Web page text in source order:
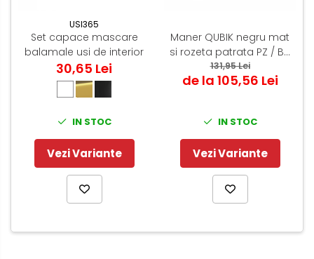
USI365
Set capace mascare
balamale usi de interior
30,65 Lei
IN STOC
Vezi Variante
Maner QUBIK negru mat
si rozeta patrata PZ / BB
/ WC
131,95 Lei
de la 105,56 Lei
IN STOC
Vezi Variante